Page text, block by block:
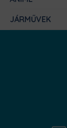
JÁRMŰVEK